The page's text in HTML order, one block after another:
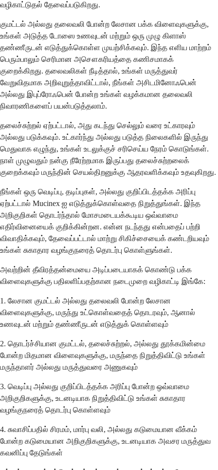
வழிகாட்டுதல் தேவைப்படுகிறது.
குமட்டல் அல்லது தலைவலி போன்ற லேசான பக்க விளைவுகளுக்கு,
உங்கள் அடுத்த டோஸை உணவுடன் மற்றும் ஒரு முழு கிளாஸ்
தண்ணீருடன் எடுத்துக்கொள்ள முயற்சிக்கவும். இந்த எளிய மாற்றம்
பெரும்பாலும் செரிமான அசௌகரியத்தை கணிசமாகக்
குறைக்கிறது. தலைவலிகள் நீடித்தால், உங்கள் மருத்துவர்
வேறுவிதமாக அறிவுறுத்தாவிட்டால், நீங்கள் அசிடமினோஃபென்
அல்லது இபுப்ரோஃபென் போன்ற உங்கள் வழக்கமான தலைவலி
நிவாரணிகளைப் பயன்படுத்தலாம்.
தலைச்சுற்றல் ஏற்பட்டால், அது கடந்து செல்லும் வரை உட்காரவும்
அல்லது படுக்கவும். உட்கார்ந்து அல்லது படுத்த நிலைகளில் இருந்து
மெதுவாக எழுந்து, உங்கள் உடலுக்குச் சரிசெய்ய நேரம் கொடுங்கள்.
நாள் முழுவதும் நன்கு நீரேற்றமாக இருப்பது தலைச்சுற்றலைக்
குறைக்கவும் மருந்தின் செயல்திறனுக்கு ஆதரவளிக்கவும் உதவுகிறது.
நீங்கள் ஒரு வெடிப்பு, தடிப்புகள், அல்லது குறிப்பிடத்தக்க அரிப்பு
ஏற்பட்டால் Mucinex ஐ எடுத்துக்கொள்வதை நிறுத்துங்கள். இந்த
அறிகுறிகள் தொடர்ந்தால் மோசமடையக்கூடிய ஒவ்வாமை
எதிர்வினையைக் குறிக்கின்றன. என்ன நடந்தது என்பதைப் பற்றி
விவாதிக்கவும், தேவைப்பட்டால் மாற்று சிகிச்சையைக் கண்டறியவும்
உங்கள் சுகாதார வழங்குநரைத் தொடர்பு கொள்ளுங்கள்.
அவற்றின் தீவிரத்தன்மையை அடிப்படையாகக் கொண்டு பக்க
விளைவுகளுக்கு பதிலளிப்பதற்கான நடைமுறை வழிகாட்டி இங்கே:
1. லேசான குமட்டல் அல்லது தலைவலி போன்ற லேசான
விளைவுகளுக்கு, மருந்து உட்கொள்வதைத் தொடரவும், ஆனால்
உணவுடன் மற்றும் தண்ணீருடன் எடுத்துக் கொள்ளவும்
2. தொடர்ச்சியான குமட்டல், தலைச்சுற்றல், அல்லது தூக்கமின்மை
போன்ற மிதமான விளைவுகளுக்கு, மருந்தை நிறுத்திவிட்டு உங்கள்
மருந்தாளர் அல்லது மருத்துவரை அணுகவும்
3. வெடிப்பு அல்லது குறிப்பிடத்தக்க அரிப்பு போன்ற ஒவ்வாமை
அறிகுறிகளுக்கு, உடனடியாக நிறுத்திவிட்டு உங்கள் சுகாதார
வழங்குநரைத் தொடர்பு கொள்ளவும்
4. சுவாசிப்பதில் சிரமம், மார்பு வலி, அல்லது கடுமையான வீக்கம்
போன்ற கடுமையான அறிகுறிகளுக்கு, உடனடியாக அவசர மருத்துவ
கவனிப்பு தேடுங்கள்